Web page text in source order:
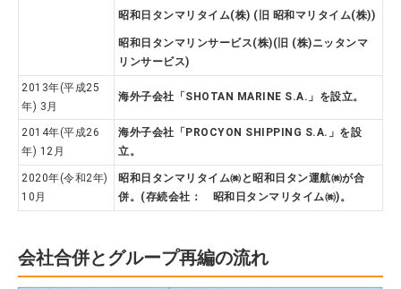
昭和日タンマリタイム(株) (旧 昭和マリタイム(株))
昭和日タンマリンサービス(株)(旧 (株)ニッタンマ
リンサービス)
2013年(平成25
年) 3月
海外子会社「SHOTAN MARINE S.A.」を設立。
2014年(平成26
年) 12月
海外子会社「PROCYON SHIPPING S.A.」を設
立。
2020年(令和2年)
10月
昭和日タンマリタイム㈱と昭和日タン運航㈱が合
併。(存続会社： 昭和日タンマリタイム㈱)。
会社合併とグループ再編の流れ